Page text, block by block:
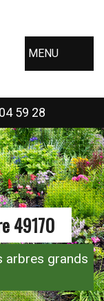
MENU
59 28
49170
arbres grands